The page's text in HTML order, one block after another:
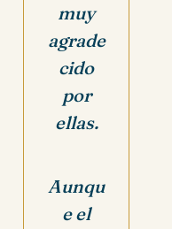
muy
agrade
cido
por
ellas.
Aunqu
e el